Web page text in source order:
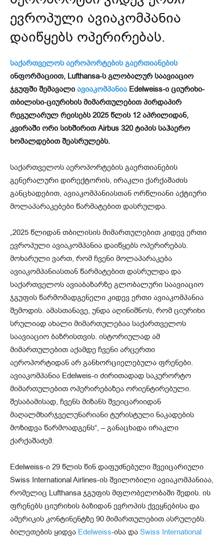
ევროპული ავიაკომპანია
დაიწყებს ოპერირებას.
საქართველოს აეროპორტების გაერთიანების
ინფორმაციით, Lufthansa-ს გლობალურ საავიაციო
ჯგუფში შემავალი ავიაკომპანია Edelweiss-ი ციურიხი-
თბილისი-ციურიხის მიმართულებით პირდაპირ
რეგულარულ რეისებს 2025 წლის 12 აპრილიდან,
კვირაში ორი სიხშირით Airbus 320 ტიპის საჰაერო
ხომალდებით შეასრულებს.
საქართველოს აეროპორტების გაერთიანების
გენერალური დირექტორის, ირაკლი ქარქაშაძის
განცხადებით, ავიაკომპანიასთან ორწლიანი აქტიური
მოლაპარაკებები წარმატებით დასრულდა.
„2025 წლიდან თბილისის მიმართულებით კიდევ ერთი
ევროპული ავიაკომპანია დაიწყებს ოპერირებას.
მოხარული ვართ, რომ ჩვენი მოლაპარაკება
ავიაკომპანიასთან წარმატებით დასრულდა და
საქართველოს ავიაბაზარზე გლობალური საავიაციო
ჯგუფის წარმომადგენელი კიდევ ერთი ავიაკომპანია
შემოდის. ამასთანავე, უნდა აღინიშნოს, რომ ციურიხი
სრულიად ახალი მიმართულებაა საქართველოს
საავიაციო ბაზრისთვის. ისტორიულად ამ
მიმართულებით აქამდე ჩვენი არცერთი
აეროპორტიდან არ განხორციელებულა ფრენები.
ავიაკომპანია Edelweis-ი ძირითადად საკურორტო
მიმართულებით ოპერირებაზეა ორიენტირებული.
შესაბამისად, ჩვენს მიზანს შვეიცარიიდან
მაღალმხარჯველუნარიანი ტურისტული ნაკადების
მოზიდვა წარმოადგენს“, – განაცხადა ირაკლი
ქარქაშაძემ.
Edelweiss-ი 29 წლის წინ დაფუძნებული შვეიცარიული
Swiss International Airlines-ის შვილობილი ავიაკომპანიაა,
რომელიც Lufthansa ჯგუფის მფლობელობაში შედის. ის
ფრენებს ციურიხის ბაზიდან ევროპის ქვეყნებისა და
ამერიკის კონტინენტზე 90 მიმართულებით ასრულებს.
ბილეთების ყიდვა Edelweiss-ისა და Swiss International